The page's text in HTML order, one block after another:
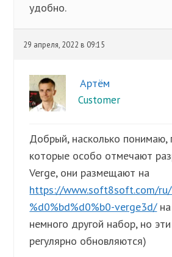
удобно.
29 апреля, 2022 в 09:15
Артём
Customer
Добрый, насколько понимаю,
которые особо отмечают
Verge, они размещают на
https://www.soft8soft.com/ru/
%d0%bd%d0%b0-verge3d/на
немного другой набор, но
регулярно обновляются)